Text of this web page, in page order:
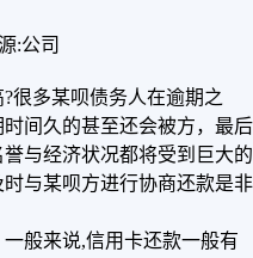
:公司
很多某呗债务人在逾期之
间久的甚至还会被方，最后
与经济状况都将受到巨大的
与某呗方进行协商还款是非
般来说,信用卡还款一般有